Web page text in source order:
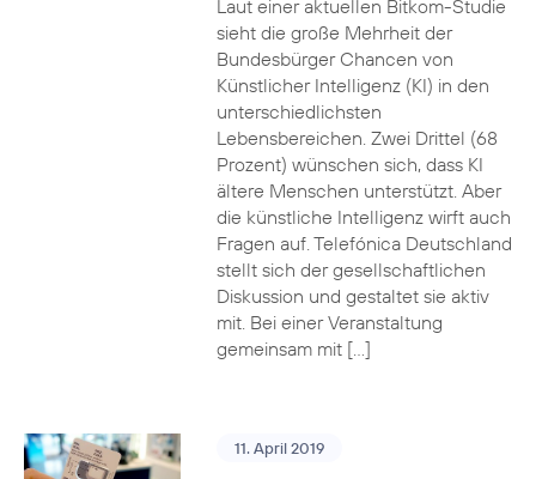
Laut einer aktuellen Bitkom-Studie
sieht die große Mehrheit der
Bundesbürger Chancen von
Künstlicher Intelligenz (KI) in den
unterschiedlichsten
Lebensbereichen. Zwei Drittel (68
Prozent) wünschen sich, dass KI
ältere Menschen unterstützt. Aber
die künstliche Intelligenz wirft auch
Fragen auf. Telefónica Deutschland
stellt sich der gesellschaftlichen
Diskussion und gestaltet sie aktiv
mit. Bei einer Veranstaltung
gemeinsam mit […]
11. April 2019